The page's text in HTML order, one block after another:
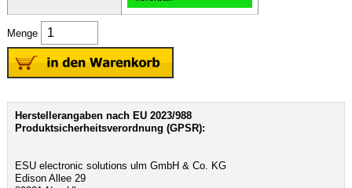
Menge
Herstellerangaben nach EU 2023/988
Produktsicherheitsverordnung (GPSR):
ESU electronic solutions ulm GmbH & Co. KG
Edison Allee 29